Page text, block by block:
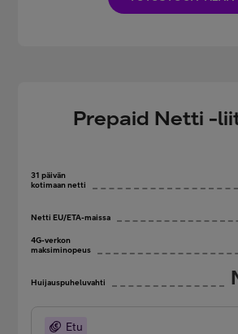
Prepaid Netti -
31 päivän
kotimaan netti
Netti EU/ETA-maissa
4G-verkon
maksiminopeus
Huijauspuheluvahti
Etu